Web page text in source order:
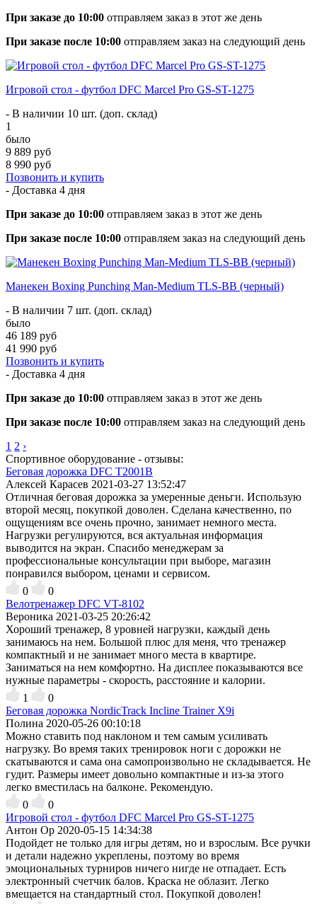
При заказе до 10:00 отправляем заказ в этот же день
При заказе после 10:00 отправляем заказ на следующий день
Игровой стол - футбол DFC Marcel Pro GS-ST-1275
- В наличии 10 шт. (доп. склад)
1
было
9 889 руб
8 990 руб
Позвонить и купить
- Доставка 4 дня
При заказе до 10:00 отправляем заказ в этот же день
При заказе после 10:00 отправляем заказ на следующий день
Манекен Boxing Punching Man-Medium TLS-BB (черный)
- В наличии 7 шт. (доп. склад)
было
46 189 руб
41 990 руб
Позвонить и купить
- Доставка 4 дня
При заказе до 10:00 отправляем заказ в этот же день
При заказе после 10:00 отправляем заказ на следующий день
1 2 ›
Спортивное оборудование - отзывы:
Беговая дорожка DFC T2001B
Алексей Карасев 2021-03-27 13:52:47
Отличная беговая дорожка за умеренные деньги. Использую
второй месяц, покупкой доволен. Сделана качественно, по
ощущениям все очень прочно, занимает немного места.
Нагрузки регулируются, вся актуальная информация
выводится на экран. Спасибо менеджерам за
профессиональные консультации при выборе, магазин
понравился выбором, ценами и сервисом.
0
0
Велотренажер DFC VT-8102
Вероника 2021-03-25 20:26:42
Хороший тренажер, 8 уровней нагрузки, каждый день
занимаюсь на нем. Большой плюс для меня, что тренажер
компактный и не занимает много места в квартире.
Заниматься на нем комфортно. На дисплее показываются все
нужные параметры - скорость, расстояние и калории.
1
0
Беговая дорожка NordicTrack Incline Trainer X9i
Полина 2020-05-26 00:10:18
Можно ставить под наклоном и тем самым усиливать
нагрузку. Во время таких тренировок ноги с дорожки не
скатываются и сама она самопроизвольно не складывается. Не
гудит. Размеры имеет довольно компактные и из-за этого
легко вместилась на балконе. Рекомендую.
0
0
Игровой стол - футбол DFC Marcel Pro GS-ST-1275
Антон Ор 2020-05-15 14:34:38
Подойдет не только для игры детям, но и взрослым. Все ручки
и детали надежно укреплены, поэтому во время
эмоциональных турниров ничего нигде не отпадает. Есть
электронный счетчик балов. Краска не облазит. Легко
вмещается на стандартный стол. Покупкой доволен!